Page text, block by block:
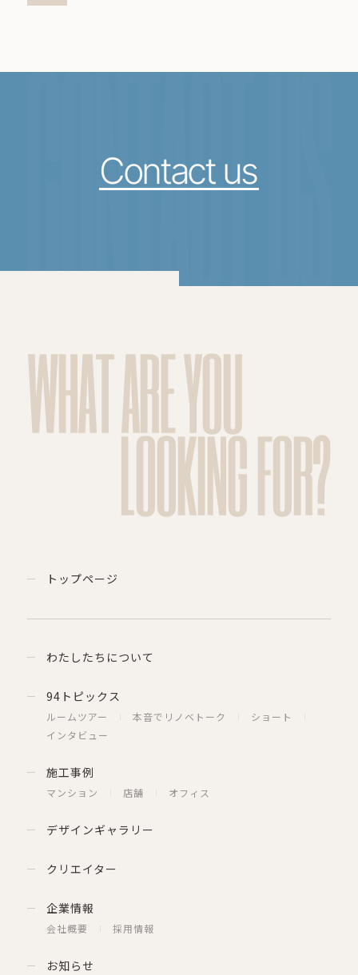
CONTACT US
Contact us
WHAT ARE YOU
LOOKING FOR?
トップページ
わたしたちについて
94トピックス
ルームツアー 本音でリノベトーク
ショート
インタビュー
施工事例
マンション 店舗 オフィス
デザインギャラリー
クリエイター
企業情報
会社概要 採用情報
お知らせ